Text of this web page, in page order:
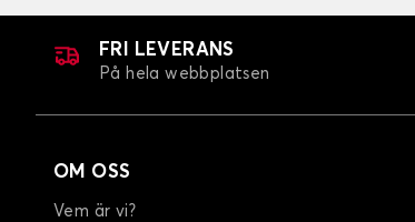
FRI LEVERANS
På hela webbplatsen
OM OSS
Vem är vi?